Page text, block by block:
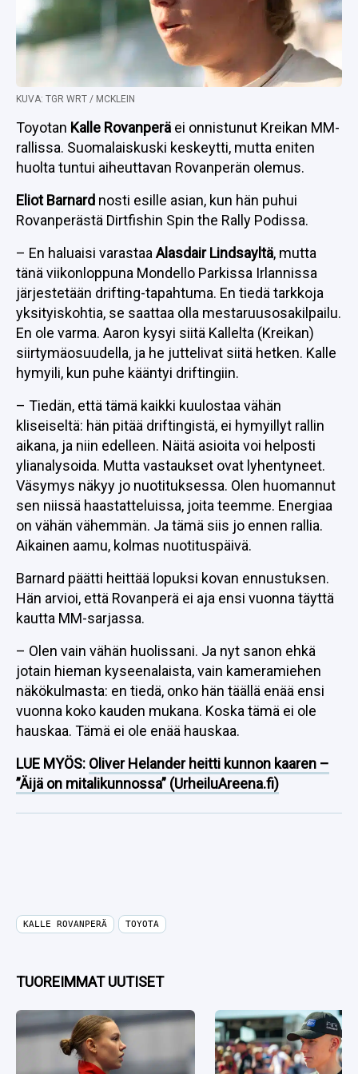
KUVA: TGR WRT / MCKLEIN
Toyotan Kalle Rovanperä ei onnistunut Kreikan MM-
rallissa. Suomalaiskuski keskeytti, mutta eniten
huolta tuntui aiheuttavan Rovanperän olemus.
Eliot Barnard nosti esille asian, kun hän puhui
Rovanperästä Dirtfishin Spin the Rally Podissa.
– En haluaisi varastaa Alasdair Lindsayltä, mutta
tänä viikonloppuna Mondello Parkissa Irlannissa
järjestetään drifting-tapahtuma. En tiedä tarkkoja
yksityiskohtia, se saattaa olla mestaruusosakilpailu.
En ole varma. Aaron kysyi siitä Kallelta (Kreikan)
siirtymäosuudella, ja he juttelivat siitä hetken. Kalle
hymyili, kun puhe kääntyi driftingiin.
– Tiedän, että tämä kaikki kuulostaa vähän
kliseiseltä: hän pitää driftingistä, ei hymyillyt rallin
aikana, ja niin edelleen. Näitä asioita voi helposti
ylianalysoida. Mutta vastaukset ovat lyhentyneet.
Väsymys näkyy jo nuotituksessa. Olen huomannut
sen niissä haastatteluissa, joita teemme. Energiaa
on vähän vähemmän. Ja tämä siis jo ennen rallia.
Aikainen aamu, kolmas nuotituspäivä.
Barnard päätti heittää lopuksi kovan ennustuksen.
Hän arvioi, että Rovanperä ei aja ensi vuonna täyttä
kautta MM-sarjassa.
– Olen vain vähän huolissani. Ja nyt sanon ehkä
jotain hieman kyseenalaista, vain kameramiehen
näkökulmasta: en tiedä, onko hän täällä enää ensi
vuonna koko kauden mukana. Koska tämä ei ole
hauskaa. Tämä ei ole enää hauskaa.
LUE MYÖS: Oliver Helander heitti kunnon kaaren –
”Äijä on mitalikunnossa” (UrheiluAreena.fi)
KALLE ROVANPERÄ TOYOTA
TUOREIMMAT UUTISET